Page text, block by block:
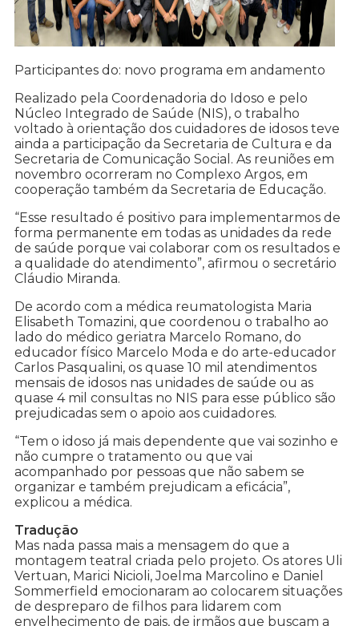
Participantes do: novo programa em andamento
Realizado pela Coordenadoria do Idoso e pelo
Núcleo Integrado de Saúde (NIS), o trabalho
voltado à orientação dos cuidadores de idosos teve
ainda a participação da Secretaria de Cultura e da
Secretaria de Comunicação Social. As reuniões em
novembro ocorreram no Complexo Argos, em
cooperação também da Secretaria de Educação.
“Esse resultado é positivo para implementarmos de
forma permanente em todas as unidades da rede
de saúde porque vai colaborar com os resultados e
a qualidade do atendimento”, afirmou o secretário
Cláudio Miranda.
De acordo com a médica reumatologista Maria
Elisabeth Tomazini, que coordenou o trabalho ao
lado do médico geriatra Marcelo Romano, do
educador físico Marcelo Moda e do arte-educador
Carlos Pasqualini, os quase 10 mil atendimentos
mensais de idosos nas unidades de saúde ou as
quase 4 mil consultas no NIS para esse público são
prejudicadas sem o apoio aos cuidadores.
“Tem o idoso já mais dependente que vai sozinho e
não cumpre o tratamento ou que vai
acompanhado por pessoas que não sabem se
organizar e também prejudicam a eficácia”,
explicou a médica.
Tradução
Mas nada passa mais a mensagem do que a
montagem teatral criada pelo projeto. Os atores Uli
Vertuan, Marici Nicioli, Joelma Marcolino e Daniel
Sommerfield emocionaram ao colocarem situações
de despreparo de filhos para lidarem com
envelhecimento de pais, de irmãos que buscam a